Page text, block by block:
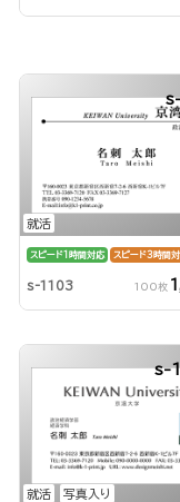
就活
スピード1時間対応 スピード3時間
s-1103 100枚
就活 写真入り
s-